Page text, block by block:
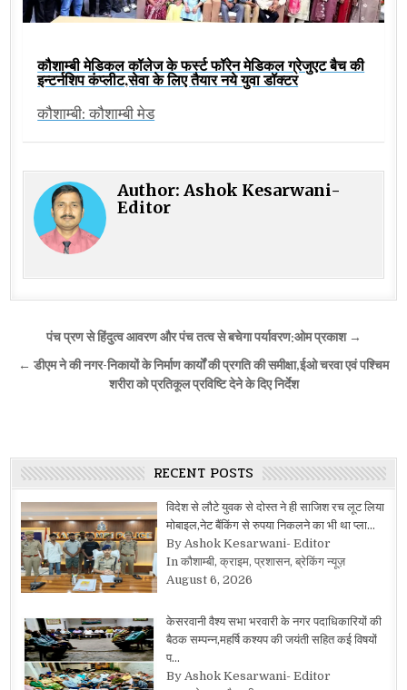
कौशाम्बी मेडिकल कॉलेज के फर्स्ट फॉरेन मेडिकल ग्रेजुएट बैच की
इन्टर्नशिप कंप्लीट,सेवा के लिए तैयार नये युवा डॉक्टर
कौशाम्बी: कौशाम्बी मेड
Author:Ashok Kesarwani-
Editor
Post
navigation
पंच प्रण से हिंदुत्व आवरण और पंच तत्व से बचेगा पर्यावरण:ओम प्रकाश →
← डीएम ने की नगर-निकायों के निर्माण कार्यों की प्रगति की समीक्षा,ईओ चरवा एवं पश्चिम
शरीरा को प्रतिकूल प्रविष्टि देने के दिए निर्देश
RECENT POSTS
विदेश से लौटे युवक से दोस्त ने ही साजिश रच लूट लिया
मोबाइल,नेट बैंकिंग से रुपया निकलने का भी था प्ला…
By Ashok Kesarwani- Editor
In कौशाम्बी, क्राइम, प्रशासन, ब्रेकिंग न्यूज़
August 6, 2026
केसरवानी वैश्य सभा भरवारी के नगर पदाधिकारियों की
बैठक सम्पन्न,महर्षि कश्यप की जयंती सहित कई विषयों
प…
By Ashok Kesarwani- Editor